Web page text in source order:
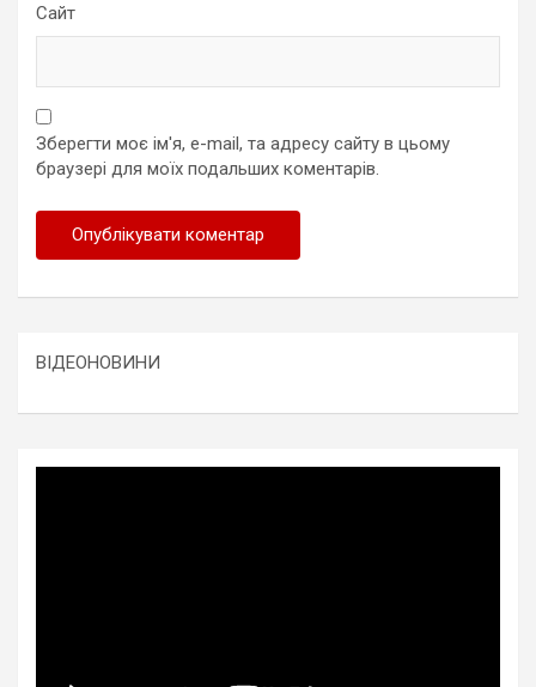
Сайт
Зберегти моє ім'я, e-mail, та адресу сайту в цьому
браузері для моїх подальших коментарів.
ВІДЕОНОВИНИ